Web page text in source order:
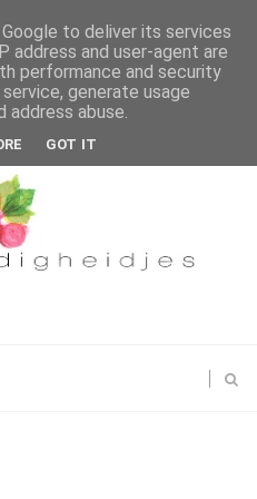
to deliver its services
address and user-agent are
performance and security
generate usage
abuse.
GOT IT